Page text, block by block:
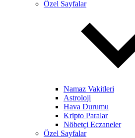
Özel Sayfalar
Namaz Vakitleri
Astroloji
Hava Durumu
Kripto Paralar
Nöbetçi Eczaneler
Özel Sayfalar